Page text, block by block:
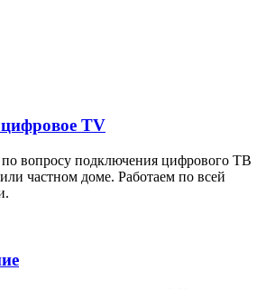
TV
вопросу подключения цифрового ТВ
частном доме. Работаем по всей